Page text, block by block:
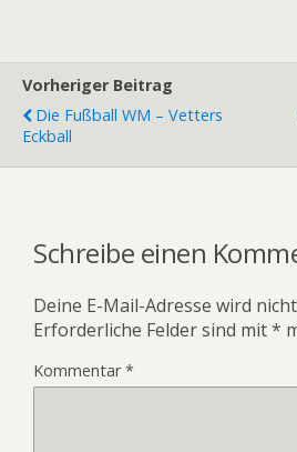
Vorheriger Beitrag
Die Fußball WM – Vetters
Eckball
Schreibe einen
Deine E-Mail-Adresse wird
Erforderliche Felder sind mit*
Kommentar*